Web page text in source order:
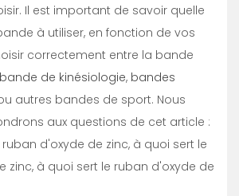
Il est important de savoir quelle
à utiliser, en fonction de vos
correctement entre la bande
bande de kinésiologie, bandes
autres bandes de sport. Nous
aux questions de cet article :
d'oxyde de zinc, à quoi sert le
zinc, à quoi sert le ruban d'oxyde de